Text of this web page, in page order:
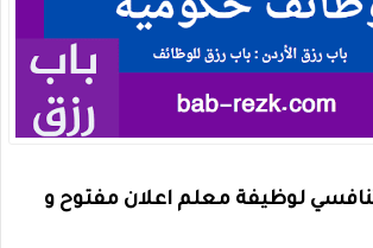
لوظيفة معلم اعلان مفتوح و